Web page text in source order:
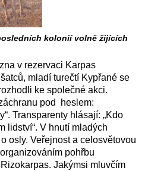
kolonií volně žijících
v rezervaci Karpas
mladí turečtí Kypřané se
ke společné akci.
pod heslem:
Transparenty hlásají: „Kdo
lidství“. V hnutí mladých
osly. Veřejnost a celosvětovou
pohřbu
Jakýmsi mluvčím